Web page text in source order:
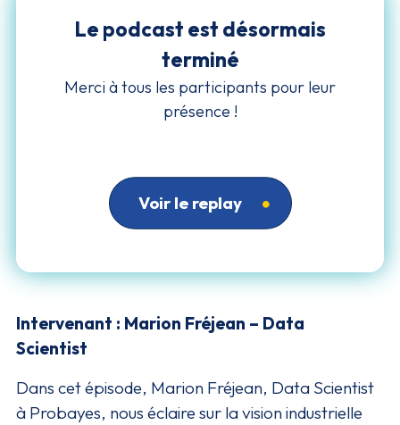
Intervenant : Marion Fréjean – Data
Scientist
Dans cet épisode, Marion Fréjean, Data Scientist
à Probayes, nous éclaire sur la vision industrielle
Le podcast est désormais
terminé
Merci à tous les participants pour leur
présence !
Voir le replay